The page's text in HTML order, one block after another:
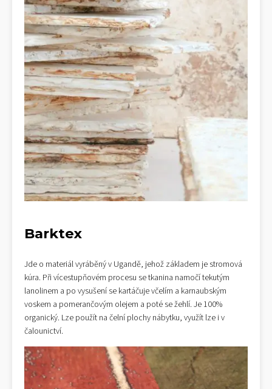
Barktex
Jde o materiál vyráběný v Ugandě, jehož základem je stromová
kúra. Při vícestupňovém procesu se tkanina namočí tekutým
lanolinem a po vysušení se kartáčuje včelím a karnaubským
voskem a pomerančovým olejem a poté se žehlí. Je 100%
organický. Lze použít na čelní plochy nábytku, využít lze i v
čalounictví.